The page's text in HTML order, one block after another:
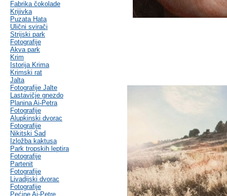
Fabrika čokolade
Krijivka
Puzata Hata
Ulični svirači
Strijski park
Fotografije
Akva park
Krim
Istorija Krima
Krimski rat
Jalta
Fotografije Jalte
Lastavičje gnezdo
Planina Ai-Petra
Fotografije
Alupkinski dvorac
Fotografije
Nikitski Sad
Izložba kaktusa
Park tropskih leptira
Fotografije
Partenit
Fotografije
Livadijski dvorac
Fotografije
Pećine Ai-Petre